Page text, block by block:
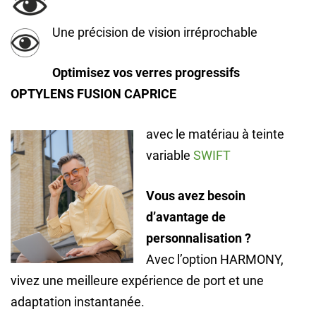
Une précision de vision irréprochable
Optimisez vos verres progressifs
OPTYLENS FUSION CAPRICE
avec le matériau à teinte
variable SWIFT
Vous avez besoin
d’avantage de
personnalisation ?
Avec l’option HARMONY,
vivez une meilleure expérience de port et une
adaptation instantanée.